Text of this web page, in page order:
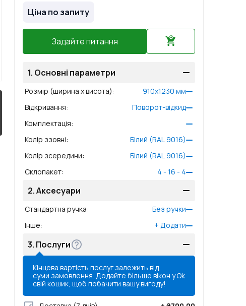
Ціна по запиту
Задайте питання
1. Основні параметри
Розмір (ширина x висота): 910x1230 мм
Відкривання:
Поворот-відкид
Комплектація:
Колір ззовні:
Білий (RAL 9016)
Колір зсередини:
Білий (RAL 9016)
Склопакет: 4 - 16 - 4
2.Аксесуари
Стандартна ручка:
Без ручки
Інше: + Додати
3. Послуги
Кінцева вартість послуг залежить від
суми замовлення. Додайте більше вікон у
свій кошик, щоб побачити вашу вигоду!
Ok